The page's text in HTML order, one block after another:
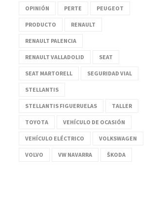
OPINIÓN PERTE PEUGEOT
PRODUCTO RENAULT
RENAULT PALENCIA
RENAULT VALLADOLID SEAT
SEAT MARTORELL SEGURIDAD VIAL
STELLANTIS
STELLANTIS FIGUERUELAS TALLER
TOYOTA VEHÍCULO DE OCASIÓN
VEHÍCULO ELÉCTRICO VOLKSWAGEN
VOLVO VW NAVARRA ŠKODA